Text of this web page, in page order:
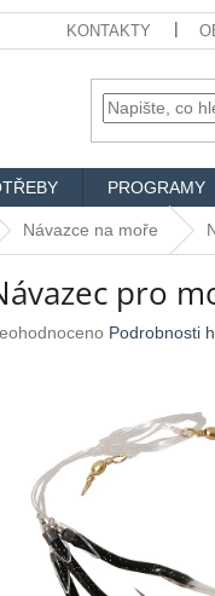
KONTAKTY
PROGRAMY
Návazce na moře
pro
Podrobnosti